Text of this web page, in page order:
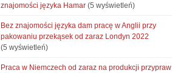
znajomości języka Hamar (5 wyświetleń)
Bez znajomości języka dam pracę w Anglii przy
pakowaniu przekąsek od zaraz Londyn 2022
(5 wyświetleń)
Praca w Niemczech od zaraz na produkcji przypraw